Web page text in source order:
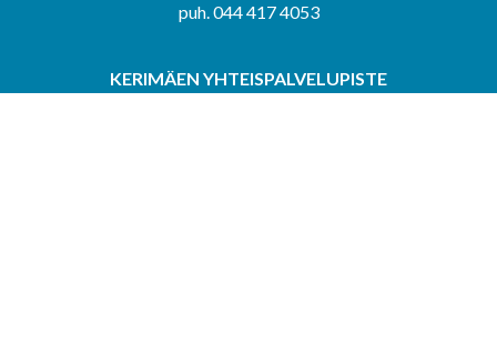
puh. 044 417 4053
KERIMÄEN YHTEISPALVELUPISTE